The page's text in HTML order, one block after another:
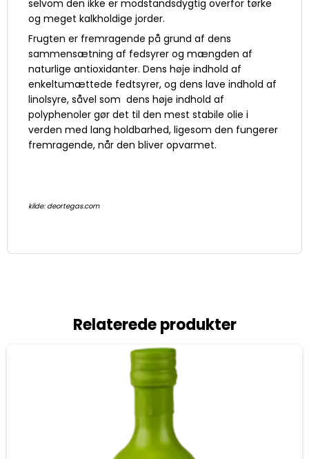
selvom den ikke er modstandsdygtig overfor tørke
og meget kalkholdige jorder.
Frugten er fremragende på grund af dens
sammensætning af fedsyrer og mængden af
naturlige antioxidanter. Dens høje indhold af
enkeltumættede fedtsyrer, og dens lave indhold af
linolsyre, såvel som dens høje indhold af
polyphenoler gør det til den mest stabile olie i
verden med lang holdbarhed, ligesom den fungerer
fremragende, når den bliver opvarmet.
kilde: deortegas.com
Relaterede produkter